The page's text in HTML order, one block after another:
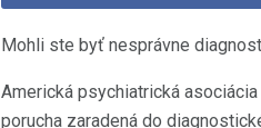
Mohli ste byť nesprávne
Americká psychiatrická
porucha zaradená do